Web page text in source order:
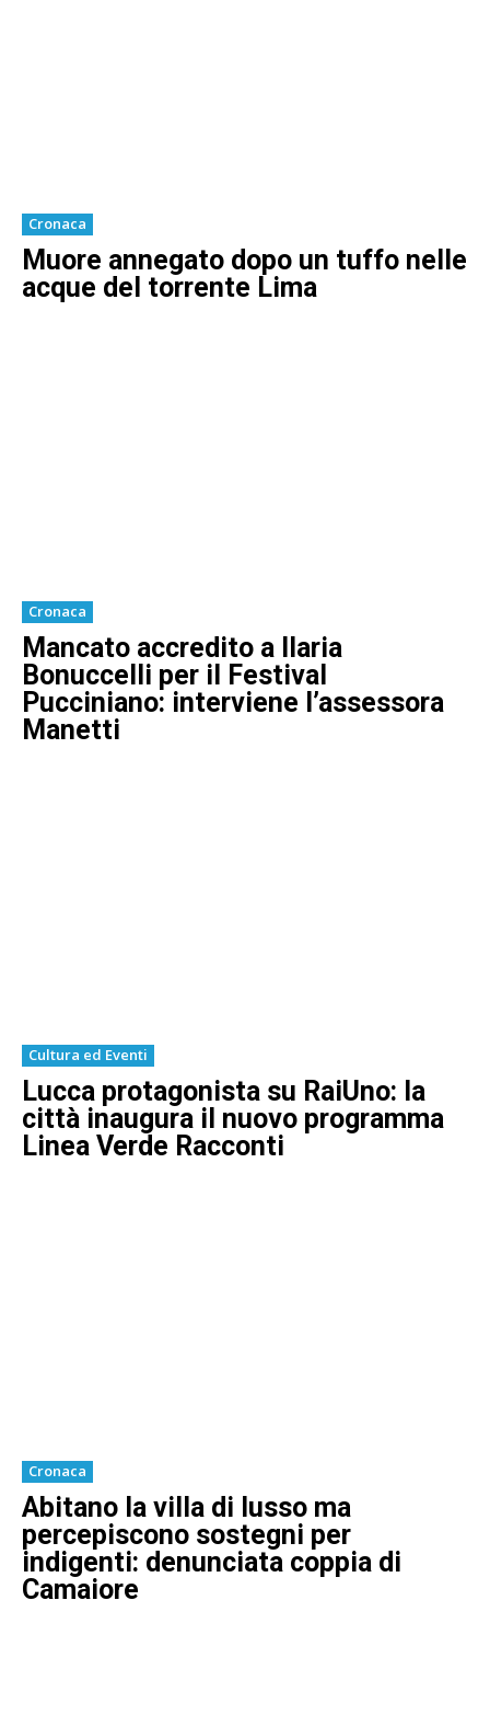
Cronaca
Muore annegato dopo un tuffo nelle
acque del torrente Lima
Cronaca
Mancato accredito a Ilaria
Bonuccelli per il Festival
Pucciniano: interviene l’assessora
Manetti
Cultura ed Eventi
Lucca protagonista su RaiUno: la
città inaugura il nuovo programma
Linea Verde Racconti
Cronaca
Abitano la villa di lusso ma
percepiscono sostegni per
indigenti: denunciata coppia di
Camaiore